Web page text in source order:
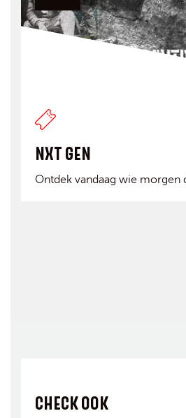
NXT GEN
Ontdek vandaag wie morgen
CHECK OOK